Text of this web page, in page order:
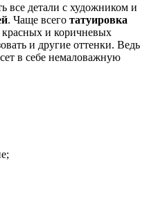
все детали с художником и
. Чаще всего татуировка
и коричневых
и другие оттенки. Ведь
в себе немаловажную